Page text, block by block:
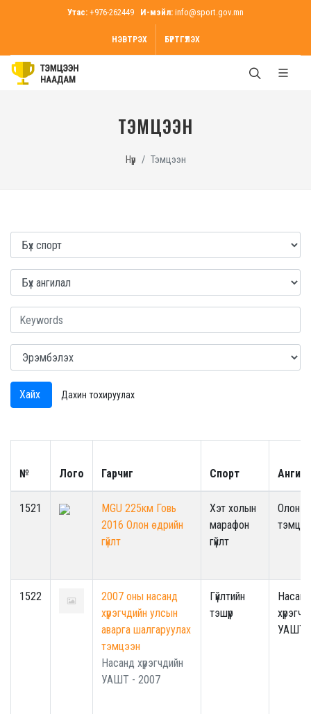
Утас: +976-262449 И-мэйл: info@sport.gov.mn
НЭВТРЭХ БҮРТГҮҮЛЭХ
ТЭМЦЭЭН
Нүүр Тэмцээн
Хайх Дахин тохируулах
№ Лого Гарчиг Спорт
1521
MGU 225км Говь
2016 Олон өдрийн
гүйлт
Хэт холын
марафон
гүйлт
Олон
1522
2007 оны насанд
хүрэгчдийн улсын
аварга шалгаруулах
тэмцээн
Насанд хүрэгчдийн
УАШТ - 2007
Гүйлтийн
тэшүүр
Насанд
УАШТ